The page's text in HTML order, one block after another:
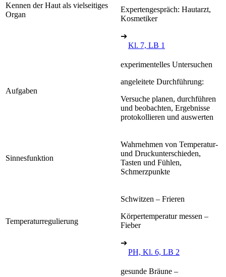
Kennen der Haut als vielseitiges
Organ
Expertengespräch: Hautarzt,
Kosmetiker
➔
Kl. 7, LB 1
Aufgaben
experimentelles Untersuchen
angeleitete Durchführung:
Versuche planen, durchführen
und beobachten, Ergebnisse
protokollieren und auswerten
Sinnesfunktion
Wahrnehmen von Temperatur-
und Druckunterschieden,
Tasten und Fühlen,
Schmerzpunkte
Temperaturregulierung
Schwitzen – Frieren
Körpertemperatur messen –
Fieber
➔
PH, Kl. 6, LB 2
gesunde Bräune –